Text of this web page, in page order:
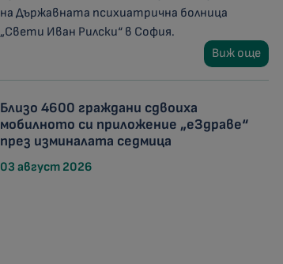
на Държавната психиатрична болница
„Свети Иван Рилски“ в София.
Виж още
Близо 4600 граждани сдвоиха
мобилното си приложение „еЗдраве“
през изминалата седмица
03 август 2026